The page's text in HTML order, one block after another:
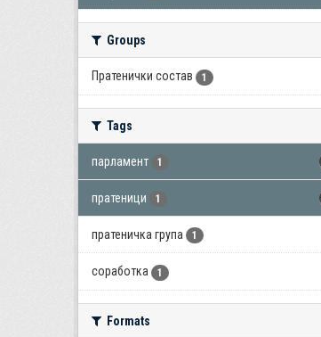
Groups
Пратенички состав 1
Tags
парламент 1
пратеници 1
пратеничка група 1
соработка 1
Formats